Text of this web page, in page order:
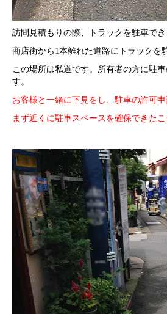
訪問見積もりの際、トラックを駐車で
商店街から1本離れた道路にトラックを
この場所は私道です。所有者の方に駐
す。
お客様と一緒に下見をし、駐車の許可
まず近くに駐車スペースを確保できた